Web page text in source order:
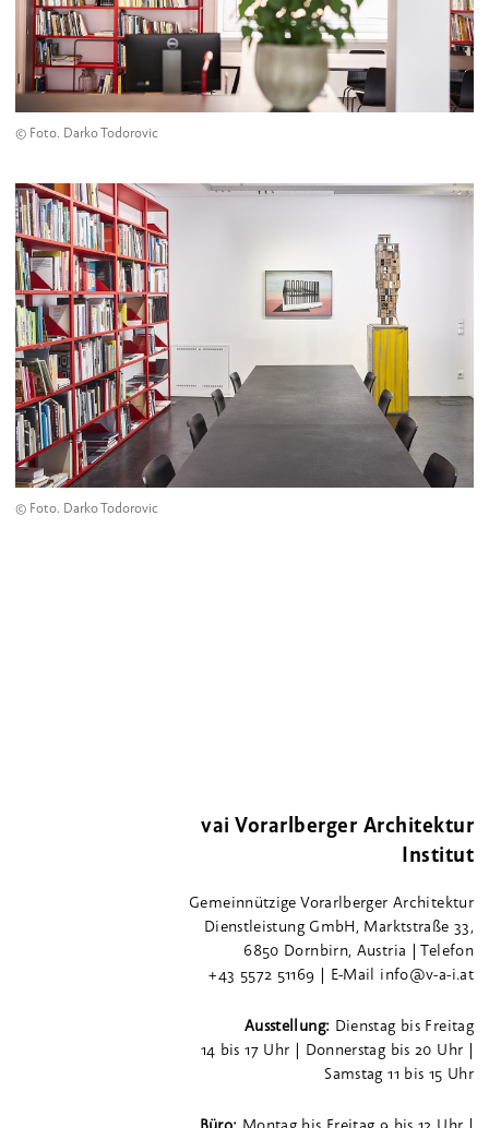
© Foto. Darko Todorovic
© Foto. Darko Todorovic
vai Vorarlberger Architektur
Institut
Gemeinnützige Vorarlberger Architektur
Dienstleistung GmbH, Marktstraße 33,
6850 Dornbirn, Austria | Telefon
+43 5572 51169 | E-Mail info@v-a-i.at
Ausstellung: Dienstag bis Freitag
14 bis 17 Uhr | Donnerstag bis 20 Uhr |
Samstag 11 bis 15 Uhr